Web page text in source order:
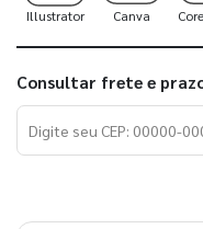
Illustrator Canva
Consultar frete e